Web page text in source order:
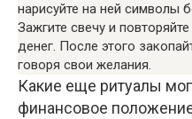
нарисуйте на ней символы
Зажгите свечу и
денег. После этого
говоря свои желания.
Какие еще ритуалы
финансовое